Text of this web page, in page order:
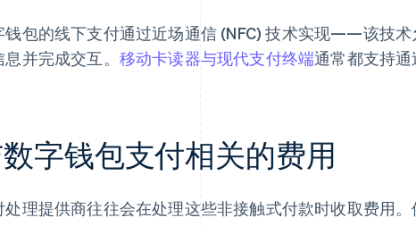
钱包的线下支付通过近场通信 (NFC) 技术实现——该技
并完成交互。 移动卡读器与现代支付终端通常都支持通
字钱包支付相关的费用
处理提供商往往会在处理这些非接触式付款时收取费用